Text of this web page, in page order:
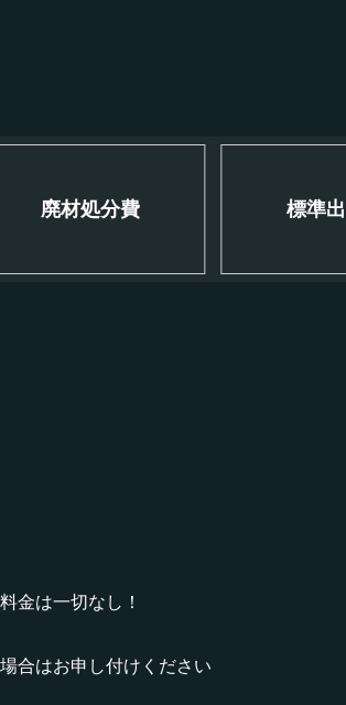
廃材処分費 標準
金は一切なし！
合はお申し付けください